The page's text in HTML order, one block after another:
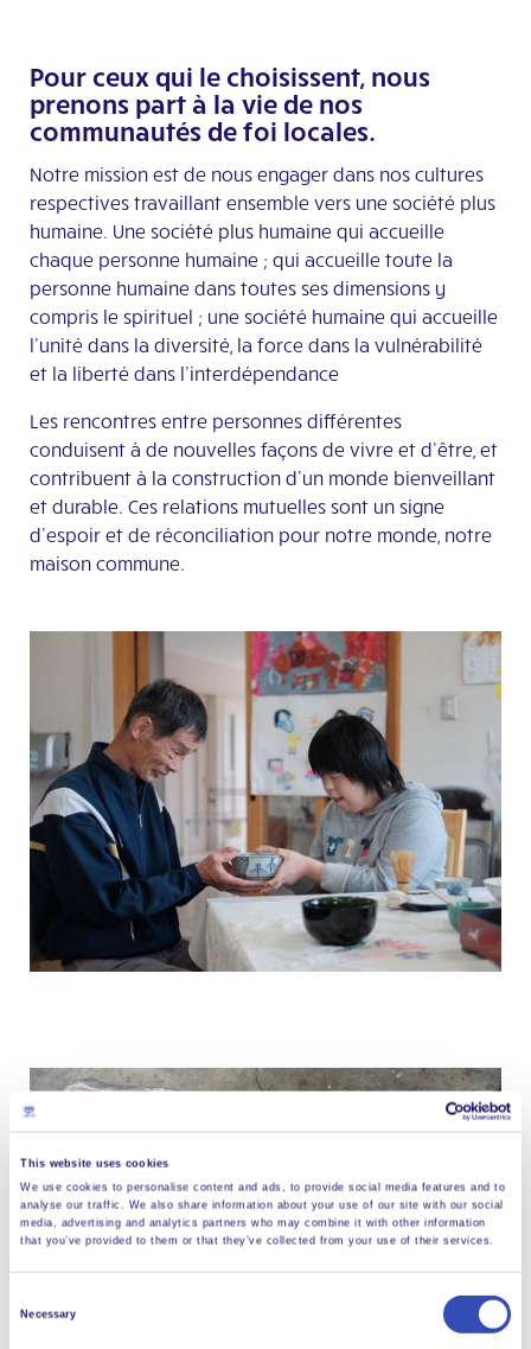
This website uses cookies
We use cookies to personalise content and ads, to provide social media features and to
analyse our traffic. We also share information about your use of our site with our social
media, advertising and analytics partners who may combine it with other information
that you’ve provided to them or that they’ve collected from your use of their services.
Necessary
Pour ceux qui le choisissent, nous
prenons part à la vie de nos
communautés de foi locales.
Notre mission est de nous engager dans nos cultures
respectives travaillant ensemble vers une société plus
humaine. Une société plus humaine qui accueille
chaque personne humaine ; qui accueille toute la
personne humaine dans toutes ses dimensions y
compris le spirituel ; une société humaine qui accueille
l’unité dans la diversité, la force dans la vulnérabilité
et la liberté dans l’interdépendance
Les rencontres entre personnes différentes
conduisent à de nouvelles façons de vivre et d’être, et
contribuent à la construction d’un monde bienveillant
et durable. Ces relations mutuelles sont un signe
d’espoir et de réconciliation pour notre monde, notre
maison commune.